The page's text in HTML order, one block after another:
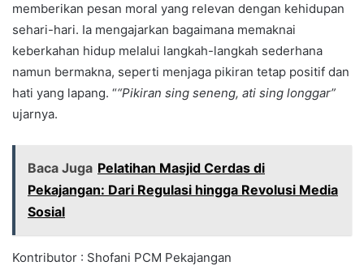
memberikan pesan moral yang relevan dengan kehidupan
sehari-hari. Ia mengajarkan bagaimana memaknai
keberkahan hidup melalui langkah-langkah sederhana
namun bermakna, seperti menjaga pikiran tetap positif dan
hati yang lapang. ““Pikiran sing seneng, ati sing longgar”
ujarnya.
Baca Juga Pelatihan Masjid Cerdas di
Pekajangan: Dari Regulasi hingga Revolusi Media
Sosial
Kontributor : Shofani PCM Pekajangan